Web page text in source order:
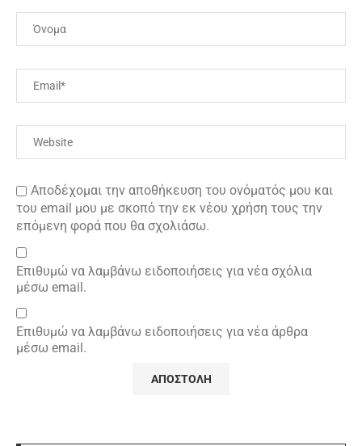
Αποδέχομαι την αποθήκευση του ονόματός μου και
του email μου με σκοπό την εκ νέου χρήση τους την
επόμενη φορά που θα σχολιάσω.
Επιθυμώ να λαμβάνω ειδοποιήσεις για νέα σχόλια
μέσω email.
Επιθυμώ να λαμβάνω ειδοποιήσεις για νέα άρθρα
μέσω email.